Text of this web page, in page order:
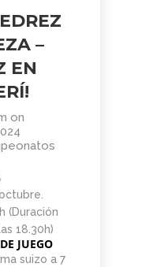
–
EN
on
(Duración
18.30h)
JUEGO
suizo a 7